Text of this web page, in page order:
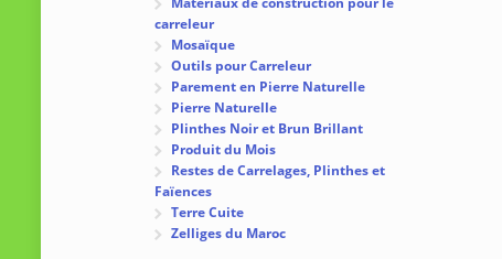
carreleur
Mosaïque
Outils pour Carreleur
Parement en Pierre Naturelle
Pierre Naturelle
Plinthes Noir et Brun Brillant
Produit du Mois
Restes de Carrelages, Plinthes et
Faïences
Terre Cuite
Zelliges du Maroc